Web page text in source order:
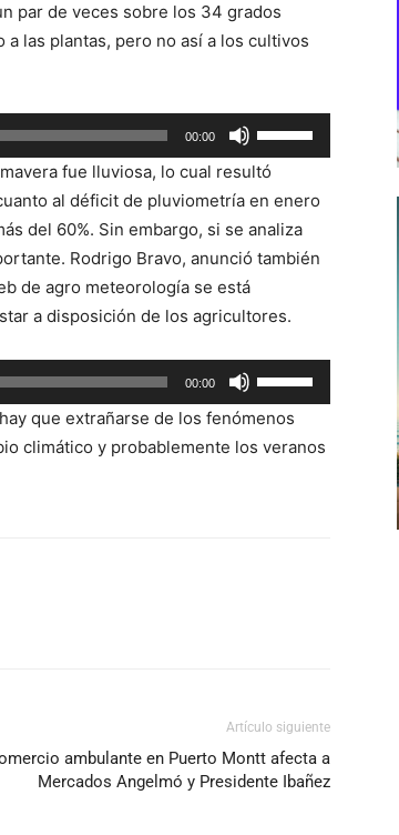
par de veces sobre los 34 grados
las plantas, pero no así a los cultivos
00:00
Utiliza
las
teclas
de
flecha
arriba/abajo
aumentar
o
disminuir
el
volumen.
fue lluviosa, lo cual resultó
al déficit de pluviometría en enero
del 60%. Sin embargo, si se analiza
Rodrigo Bravo, anunció también
de agro meteorología se está
a disposición de los agricultores.
00:00
Utiliza
las
teclas
de
que extrañarse de los fenómenos
climático y probablemente los veranos
Artículo siguiente
ambulante en Puerto Montt afecta a
Mercados Angelmó y Presidente Ibañez